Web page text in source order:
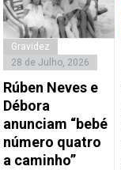
Gravidez
28 de Julho, 2026
Rúben Neves e
Débora
anunciam “bebé
número quatro
a caminho”